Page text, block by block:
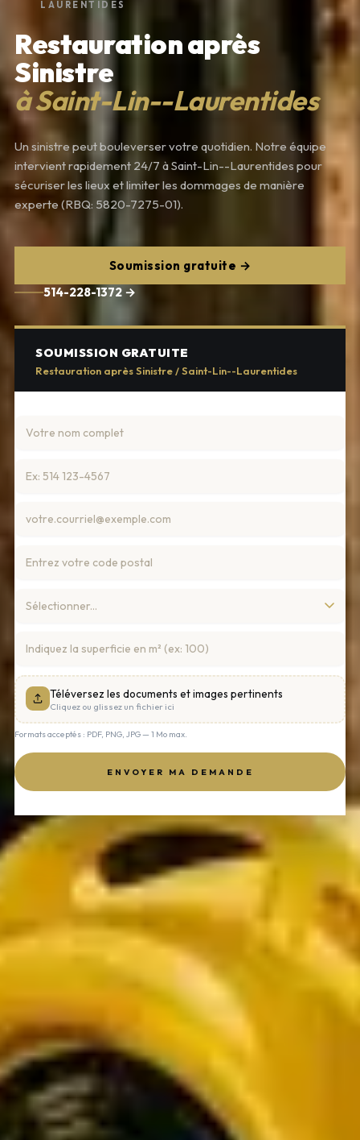
LAURENTIDES
Restauration après
Sinistre
à Saint-Lin--Laurentides
Un sinistre peut bouleverser votre quotidien. Notre équipe
intervient rapidement 24/7 à Saint-Lin--Laurentides pour
sécuriser les lieux et limiter les dommages de manière
experte (RBQ: 5820-7275-01).
Soumission gratuite →
514-228-1372 →
SOUMISSION GRATUITE
Restauration après Sinistre / Saint-Lin--Laurentides
Téléversez les documents et images pertinents
Cliquez ou glissez un fichier ici
Formats acceptés : PDF, PNG, JPG — 1 Mo max.
ENVOYER MA DEMANDE